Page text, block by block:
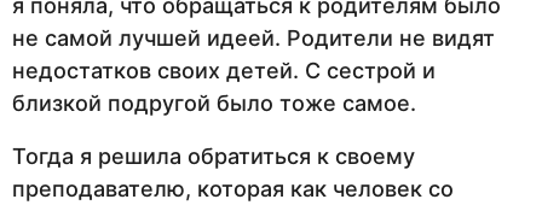
я поняла, что обращаться к родителям было
не самой лучшей идеей. Родители не видят
недостатков своих детей. С сестрой и
близкой подругой было тоже самое.
Тогда я решила обратиться к своему
преподавателю, которая как человек со